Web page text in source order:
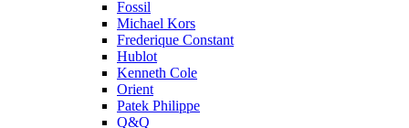
Fossil
Michael Kors
Frederique Constant
Hublot
Kenneth Cole
Orient
Patek Philippe
Q&Q